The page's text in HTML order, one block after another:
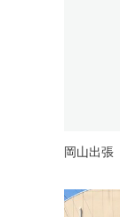
岡山出張